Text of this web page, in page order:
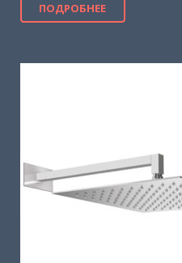
ПОДРОБНЕЕ